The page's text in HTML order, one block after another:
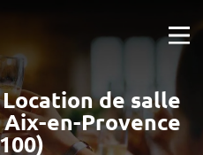
de salle
en-Provence